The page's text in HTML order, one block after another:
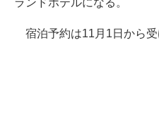
ランドホテルになる。
宿泊予約は11月1日から受